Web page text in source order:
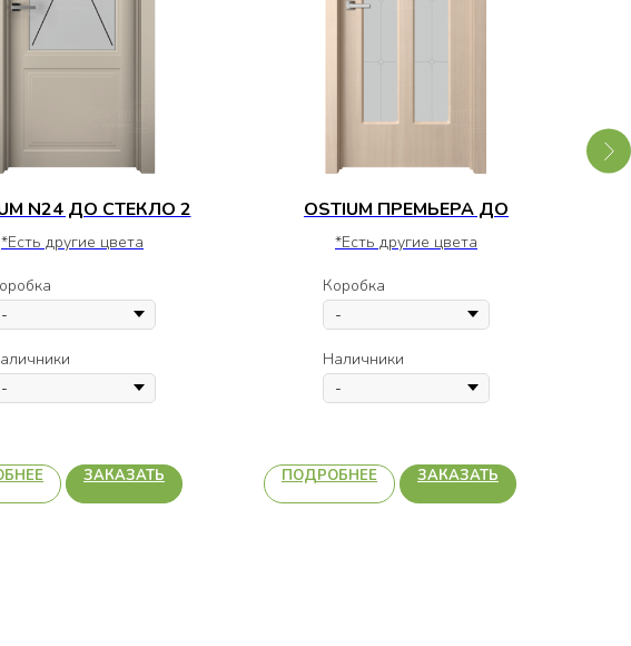
N24 ДО СТЕКЛО 2
*Есть другие цвета
ЗАКАЗАТЬ
OSTIUM ПРЕМЬЕРА ДО
*Есть другие цвета
Коробка
Наличники
ПОДРОБНЕЕ ЗАКАЗАТЬ